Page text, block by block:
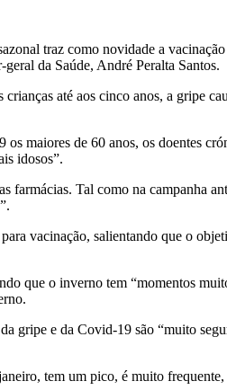
traz como novidade a
da Saúde, André Peralta Santos.
até aos cinco anos, a gripe
maiores de 60 anos, os doentes
idosos”.
farmácias. Tal como na campanha
vacinação, salientando que o
que o inverno tem “momentos
gripe e da Covid-19 são “muito
tem um pico, é muito